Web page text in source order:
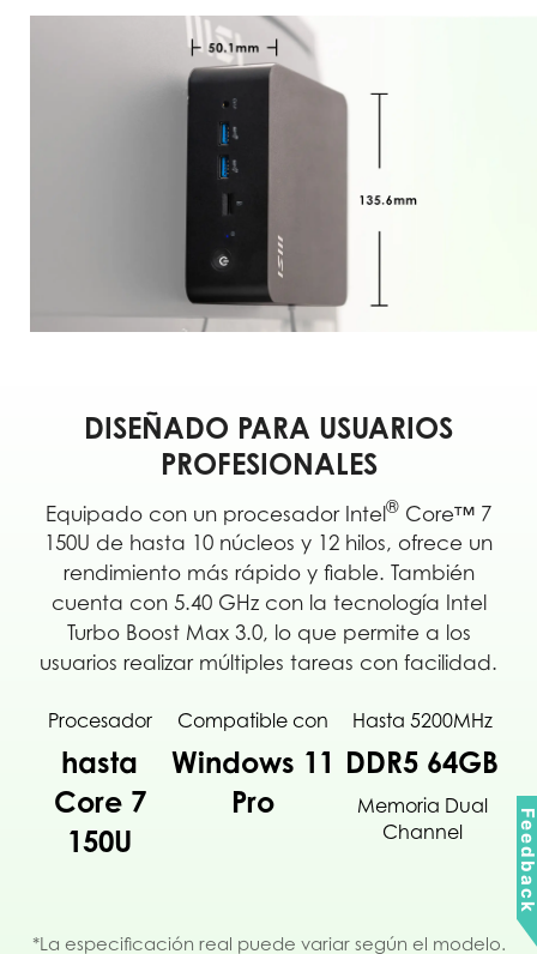
DISEÑADO PARA USUARIOS
PROFESIONALES
Equipado con un procesador Intel® Core™ 7
150U de hasta 10 núcleos y 12 hilos, ofrece un
rendimiento más rápido y fiable. También
cuenta con 5.40 GHz con la tecnología Intel
Turbo Boost Max 3.0, lo que permite a los
usuarios realizar múltiples tareas con facilidad.
Procesador
hasta
Core 7
150U
Compatible con
Windows 11
Pro
Hasta 5200MHz
DDR5 64GB
Memoria Dual
Channel
*La especificación real puede variar según el modelo.